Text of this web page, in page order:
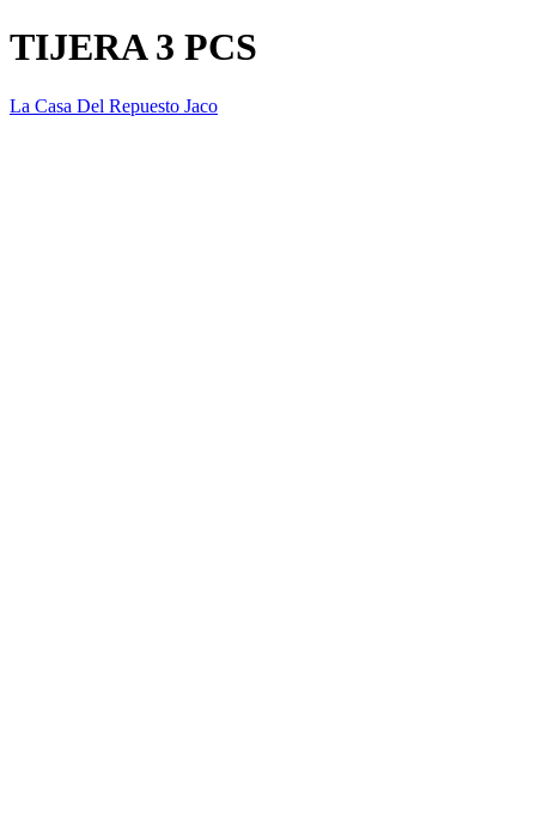
TIJERA 3 PCS
La Casa Del Repuesto Jaco